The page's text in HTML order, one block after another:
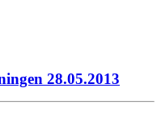
28.05.2013